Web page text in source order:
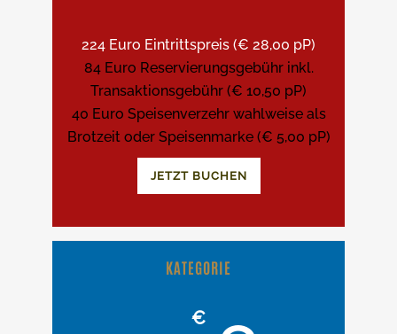
224 Euro Eintrittspreis (€ 28,00 pP)
84 Euro Reservierungsgebühr inkl.
Transaktionsgebühr (€ 10,50 pP)
40 Euro Speisenverzehr wahlweise als
Brotzeit oder Speisenmarke (€ 5,00 pP)
JETZT BUCHEN
KATEGORIE
€